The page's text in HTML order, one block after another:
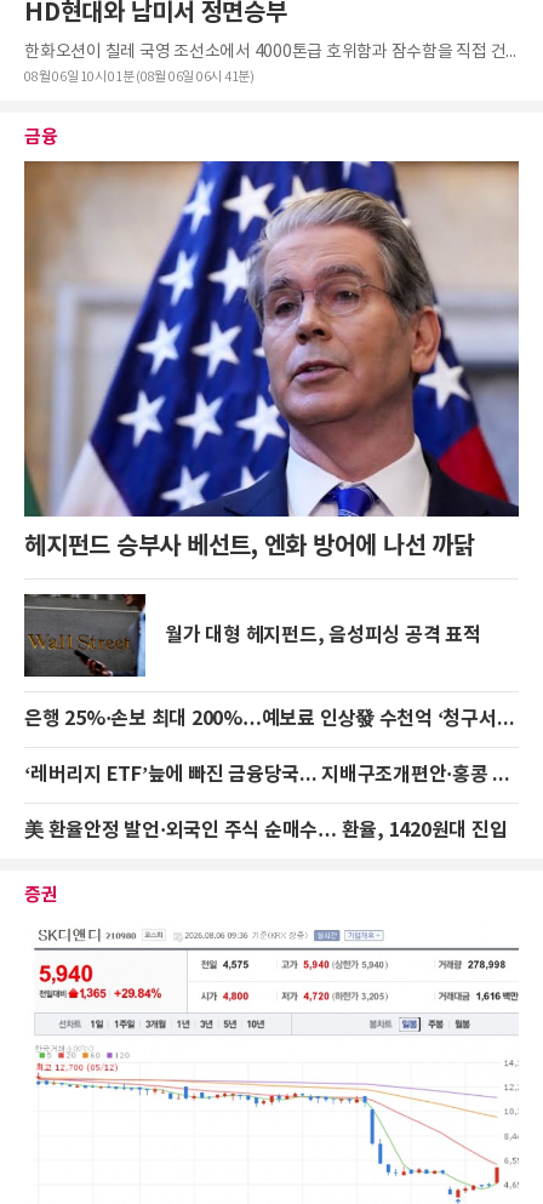
HD현대와 남미서 정면승부
한화오션이 칠레 국영 조선소에서 4000톤급 호위함과 잠수함을 직접 건조하는 기술이전 전략을 확정하며 남...
08월 06일 10시 01분 (08월 06일 06시 41분)
금융
헤지펀드 승부사 베선트, 엔화 방어에 나선 까닭
월가 대형 헤지펀드, 음성피싱 공격 표적
은행 25%·손보 최대 200%…예보료 인상發 수천억 ‘청구서’ 폭탄
‘레버리지 ETF’늪에 빠진 금융당국... 지배구조개편안·홍콩 ELS 표류
美 환율안정 발언·외국인 주식 순매수… 환율, 1420원대 진입
증권